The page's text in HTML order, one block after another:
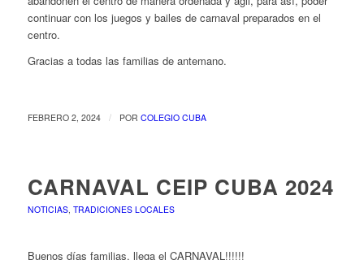
continuar con los juegos y bailes de carnaval preparados en el
centro.
Gracias a todas las familias de antemano.
FEBRERO 2, 2024 / POR COLEGIO CUBA
CARNAVAL CEIP CUBA 2024
NOTICIAS, TRADICIONES LOCALES
Buenos días familias, llega el CARNAVAL!!!!!!